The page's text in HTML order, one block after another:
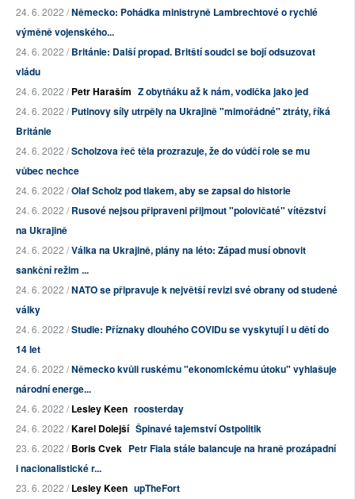
24. 6. 2022 /Německo: Pohádka ministryně Lambrechtové o rychlé
výměně vojenského...
24. 6. 2022 /Británie: Další propad. Britští soudci se bojí odsuzovat
vládu
24. 6. 2022 /Petr Haraším Z obytňáku až k nám, vodička jako jed
24. 6. 2022 /Putinovy ​​síly utrpěly na Ukrajině "mimořádné" ztráty, říká
Británie
24. 6. 2022 /Scholzova řeč těla prozrazuje, že do vůdčí role se mu
vůbec nechce
24. 6. 2022 /Olaf Scholz pod tlakem, aby se zapsal do historie
24. 6. 2022 /Rusové nejsou připraveni přijmout "polovičaté" vítězství
na Ukrajině
24. 6. 2022 /Válka na Ukrajině, plány na léto: Západ musí obnovit
sankční režim ...
24. 6. 2022 /NATO se připravuje k největší revizi své obrany od studené
války
24. 6. 2022 /Studie: Příznaky dlouhého COVIDu se vyskytují i u dětí do
14 let
24. 6. 2022 /Německo kvůli ruskému "ekonomickému útoku" vyhlašuje
národní energe...
24. 6. 2022 /Lesley Keen roosterday
24. 6. 2022 /Karel Dolejší Špinavé tajemství Ostpolitik
23. 6. 2022 /Boris Cvek Petr Fiala stále balancuje na hraně prozápadní
i nacionalistické r...
23. 6. 2022 /Lesley Keen upTheFort